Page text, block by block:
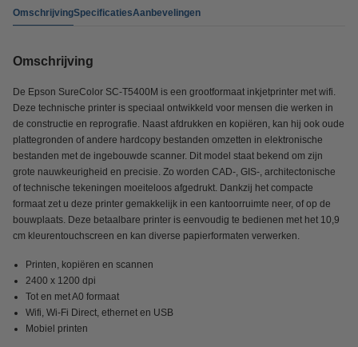
OmschrijvingSpecificatiesAanbevelingen
Omschrijving
De Epson SureColor SC-T5400M is een grootformaat inkjetprinter met wifi.
Deze technische printer is speciaal ontwikkeld voor mensen die werken in
de constructie en reprografie. Naast afdrukken en kopiëren, kan hij ook oude
plattegronden of andere hardcopy bestanden omzetten in elektronische
bestanden met de ingebouwde scanner. Dit model staat bekend om zijn
grote nauwkeurigheid en precisie. Zo worden CAD-, GIS-, architectonische
of technische tekeningen moeiteloos afgedrukt. Dankzij het compacte
formaat zet u deze printer gemakkelijk in een kantoorruimte neer, of op de
bouwplaats. Deze betaalbare printer is eenvoudig te bedienen met het 10,9
cm kleurentouchscreen en kan diverse papierformaten verwerken.
Printen, kopiëren en scannen
2400 x 1200 dpi
Tot en met A0 formaat
Wifi, Wi-Fi Direct, ethernet en USB
Mobiel printen